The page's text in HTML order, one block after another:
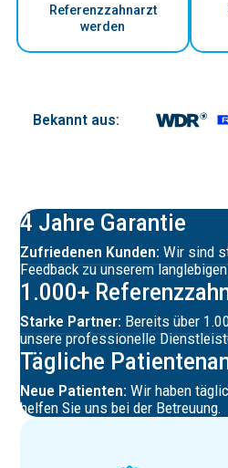
Referenzzahnarzt
werden
Bekannt aus:
4 Jahre Garantie
Zufriedenen Kunden: Wir sind
Feedback zu unserem
1.000+
Starke Partner: Bereits über
unsere professionelle
Tägliche
Neue Patienten:Wir haben
helfen Sie uns bei der Betreuung.